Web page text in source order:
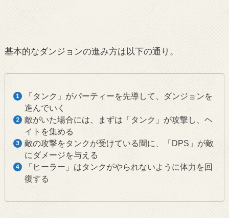
基本的なダンジョンの進み方は以下の通り。
「タンク」がパーティーを先導して、ダンジョンを
進んでいく
敵がいた場合には、まずは「タンク」が攻撃し、ヘ
イトを集める
敵の攻撃をタンクが受けている間に、「DPS」が敵
にダメージを与える
「ヒーラー」はタンクがやられないように体力を回
復する